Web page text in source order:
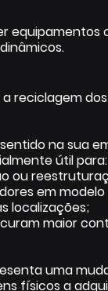
reciclagem
na sua
útil
ou
em
localizações;
maior
uma
físicos a